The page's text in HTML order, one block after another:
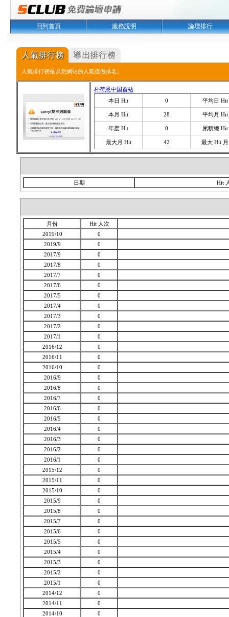
回到首頁 服務說明 論壇排行
人氣排行榜是以您網站的人氣值做排名。
朴荷恩中国首站
本日 Hit
0 平均日 Hit
本月 Hit 28 平均月 Hit
年度 Hit 0 累積總 Hit
最大月 Hit 42 最大 Hit 月
日期 Hit
月份
Hit 人次
2019/10
0
2019/9
0
2017/9
0
2017/8
0
2017/7
0
2017/6
0
2017/5
0
2017/4
0
2017/3
0
2017/2
0
2017/1
0
2016/12
0
2016/11
0
2016/10
0
2016/9
0
2016/8
0
2016/7
0
2016/6
0
2016/5
0
2016/4
0
2016/3
0
2016/2
0
2016/1
0
2015/12
0
2015/11
0
2015/10
0
2015/9
0
2015/8
0
2015/7
0
2015/6
0
2015/5
0
2015/4
0
2015/3
0
2015/2
0
2015/1
0
2014/12
0
2014/11
0
2014/10
0